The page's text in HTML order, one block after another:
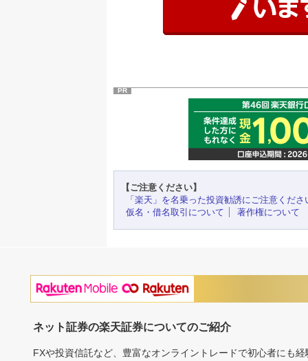
PR
【ご注意ください】
「楽天」を名乗った投資勧誘にご注意くださ
仮名・借名取引について
著作権について
ネット証券の楽天証券についてのご紹介
FXや投資信託など、豊富なオンライントレードで初心者にも